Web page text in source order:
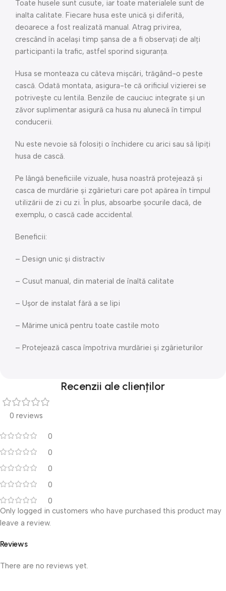
Toate husele sunt cusute, iar toate materialele sunt de
inalta calitate. Fiecare husa este unică și diferită,
deoarece a fost realizată manual. Atrag privirea,
crescând în același timp șansa de a fi observați de alți
participanti la trafic, astfel sporind siguranța.
Husa se monteaza cu câteva mișcări, trăgând-o peste
cască. Odată montata, asigura-te că orificiul vizierei se
potrivește cu lentila. Benzile de cauciuc integrate și un
zăvor suplimentar asigură ca husa nu alunecă în timpul
conducerii.
Nu este nevoie să folosiți o închidere cu arici sau să lipiți
husa de cască.
Pe lângă beneficiile vizuale, husa noastră protejează și
casca de murdărie și zgârieturi care pot apărea în timpul
utilizării de zi cu zi. În plus, absoarbe șocurile dacă, de
exemplu, o cască cade accidental.
Beneficii:
– Design unic și distractiv
– Cusut manual, din material de înaltă calitate
– Ușor de instalat fără a se lipi
– Mărime unică pentru toate castile moto
– Protejează casca împotriva murdăriei și zgârieturilor
Recenzii ale clienților
0 reviews
0
0
0
0
0
Reviews
There are no reviews yet.
Only logged in customers who have purchased this product may
leave a review.